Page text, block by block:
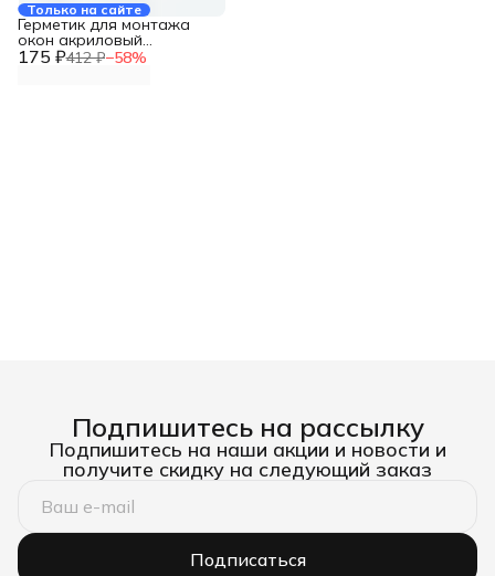
Только на сайте
175 ₽412 ₽−58%
Герметик для монтажа
окон акриловый
пароизоляционный СТИЗ
Подпишитесь на рассылку
Подпишитесь на наши акции и новости и
получите скидку на следующий заказ
Подписаться